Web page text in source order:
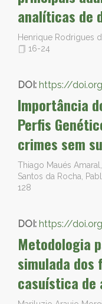
analíticas de
Henrique Rodrigues
16-24
DOI: https://
Importância
Perfis
crimes sem
Thiago Maués
Santos da Rocha,
128
DOI: https://
Metodologia
simulada dos
casuística de